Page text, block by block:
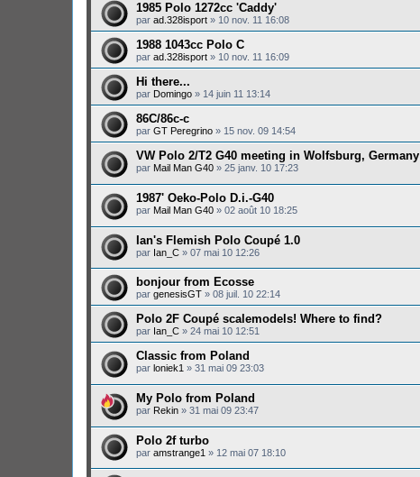
1985 Polo 1272cc 'Caddy'
par ad.328isport » 10 nov. 11 16:08
1988 1043cc Polo C
par ad.328isport » 10 nov. 11 16:09
Hi there...
par Domingo » 14 juin 11 13:14
86C/86c-c
par GT Peregrino » 15 nov. 09 14:54
VW Polo 2/T2 G40 meeting in Wolfsburg, Germany
par Mail Man G40 » 25 janv. 10 17:23
1987' Oeko-Polo D.i.-G40
par Mail Man G40 » 02 août 10 18:25
Ian's Flemish Polo Coupé 1.0
par Ian_C » 07 mai 10 12:26
bonjour from Ecosse
par genesisGT » 08 juil. 10 22:14
Polo 2F Coupé scalemodels! Where to find?
par Ian_C » 24 mai 10 12:51
Classic from Poland
par loniek1 » 31 mai 09 23:03
My Polo from Poland
par Rekin » 31 mai 09 23:47
Polo 2f turbo
par amstrange1 » 12 mai 07 18:10